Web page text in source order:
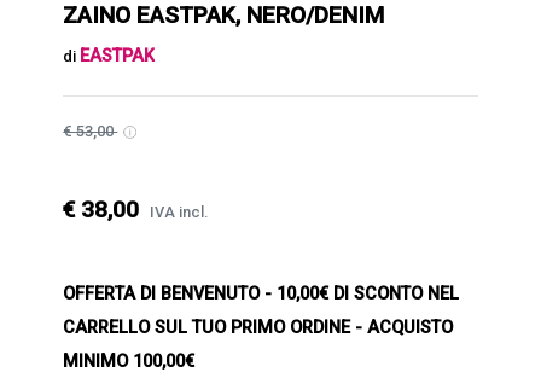
ZAINO EASTPAK, NERO/DENIM
di EASTPAK
€ 53,00
€ 38,00 IVA incl.
OFFERTA DI BENVENUTO- 10,00€ DI SCONTO NEL
CARRELLO SUL TUO PRIMO ORDINE - ACQUISTO
MINIMO 100,00€